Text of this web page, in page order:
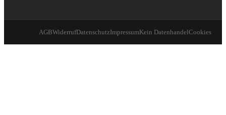
AGBWiderrufDatenschutzImpressumKein DatenhandelCookies